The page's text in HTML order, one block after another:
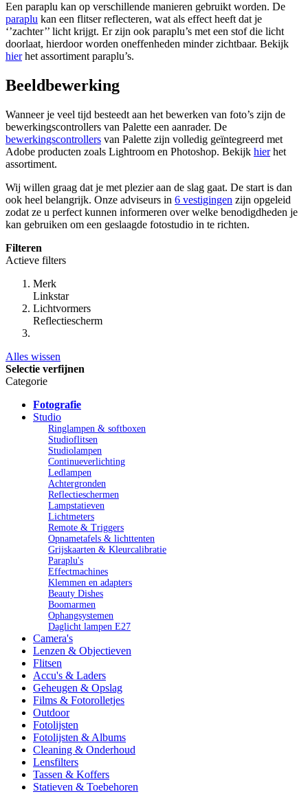
Een paraplu kan op verschillende manieren gebruikt worden. De
paraplu kan een flitser reflecteren, wat als effect heeft dat je
‘’zachter’’ licht krijgt. Er zijn ook paraplu’s met een stof die licht
doorlaat, hierdoor worden oneffenheden minder zichtbaar. Bekijk
hierhet assortiment paraplu’s.
Beeldbewerking
Wanneer je veel tijd besteedt aan het bewerken van foto’s zijn de
bewerkingscontrollers van Palette een aanrader. De
bewerkingscontrollers van Palette zijn volledig geïntegreerd met
Adobe producten zoals Lightroom en Photoshop. Bekijk hierhet
assortiment.
Wij willen graag dat je met plezier aan de slag gaat. De start is dan
ook heel belangrijk. Onze adviseurs in 6 vestigingen zijn opgeleid
zodat ze u perfect kunnen informeren over welke benodigdheden je
kan gebruiken om een geslaagde fotostudio in te richten.
Filteren
Actieve filters
Merk
Linkstar
Lichtvormers
Reflectiescherm
Alles wissen
Selectie verfijnen
Categorie
Fotografie
Camera's
Lenzen & Objectieven
Flitsen
Accu's & Laders
Geheugen & Opslag
Films & Fotorolletjes
Outdoor
Fotolijsten
Fotolijsten & Albums
Cleaning & Onderhoud
Lensfilters
Studio
Ringlampen & softboxen
Studioflitsen
Studiolampen
Continueverlichting
Ledlampen
Achtergronden
Reflectieschermen
Lampstatieven
Lichtmeters
Remote & Triggers
Opnametafels & lichttenten
Grijskaarten & Kleurcalibratie
Paraplu's
Effectmachines
Klemmen en adapters
Beauty Dishes
Boomarmen
Ophangsystemen
Daglicht lampen E27
Tassen & Koffers
Statieven & Toebehoren